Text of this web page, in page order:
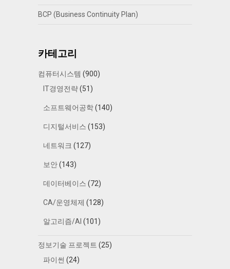
BCP (Business Continuity Plan)
카테고리
컴퓨터시스템 (900)
IT경영전략(51)
소프트웨어공학(140)
디지털서비스 (153)
네트워크 (127)
보안(143)
데이터베이스 (72)
CA/운영체제 (128)
알고리즘/AI (101)
정보기술 프로젝트 (25)
파이썬 (24)